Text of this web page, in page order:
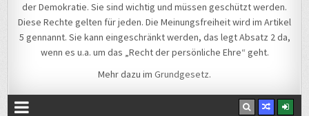
der Demokratie. Sie sind wichtig und müssen geschützt werden.
Diese Rechte gelten für jeden. Die Meinungsfreiheit wird im Artikel
5 gennannt. Sie kann eingeschränkt werden, das legt Absatz 2 da,
wenn es u.a. um das „Recht der persönliche Ehre“ geht.
Mehr dazu im Grundgesetz.